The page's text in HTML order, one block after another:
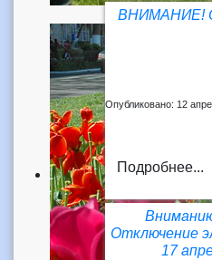
ВНИМАНИЕ!
Опубликовано: 12
Подробнее...
Отключение
17